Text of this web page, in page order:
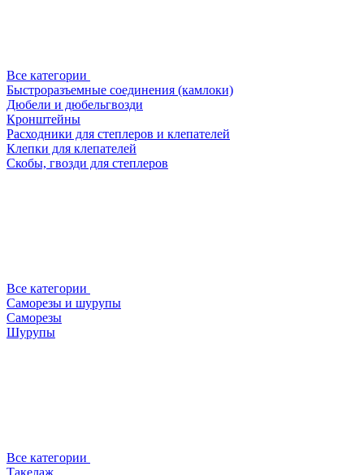
Все категории
Быстроразъемные соединения (камлоки)
Дюбели и дюбельгвозди
Кронштейны
Расходники для степлеров и клепателей
Клепки для клепателей
Скобы, гвозди для степлеров
Все категории
Саморезы и шурупы
Саморезы
Шурупы
Все категории
Такелаж